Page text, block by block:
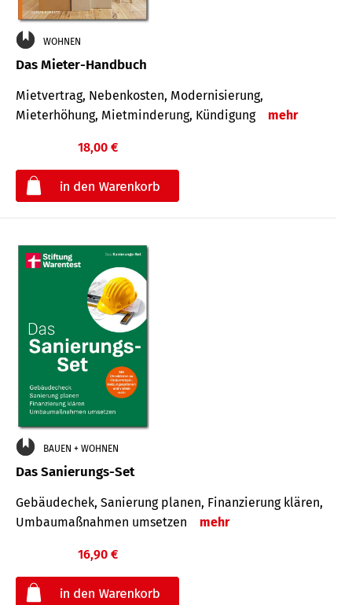
WOHNEN
Das Mieter-Handbuch
Mietvertrag, Nebenkosten, Modernisierung,
Mieterhöhung, Mietminderung, Kündigung
mehr
18,00 €
BAUEN + WOHNEN
Das Sanierungs-Set
Gebäudechek, Sanierung planen, Finanzierung klären,
Umbaumaßnahmen umsetzen
mehr
16,90 €